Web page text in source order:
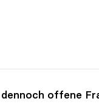
offene